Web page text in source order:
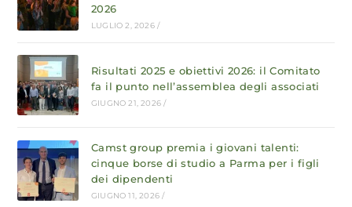
2026
LUGLIO 2, 2026 /
Risultati 2025 e obiettivi 2026: il Comitato
fa il punto nell’assemblea degli associati
GIUGNO 21, 2026 /
Camst group premia i giovani talenti:
cinque borse di studio a Parma per i figli
dei dipendenti
GIUGNO 11, 2026 /